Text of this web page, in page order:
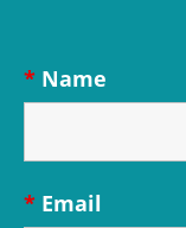
Name
*
Email
*